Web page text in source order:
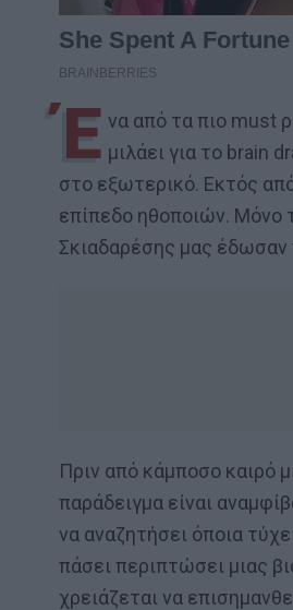
Έ να από τα πιο must
μιλάει για το brain
στο εξωτερικό. Εκτός
επίπεδο ηθοποιών. Μόνο
Σκιαδαρέσης μας έδωσαν
Πριν από κάμποσο καιρό
παράδειγμα είναι
να αναζητήσει όποια
πάσει περιπτώσει μιας
χρειάζεται να